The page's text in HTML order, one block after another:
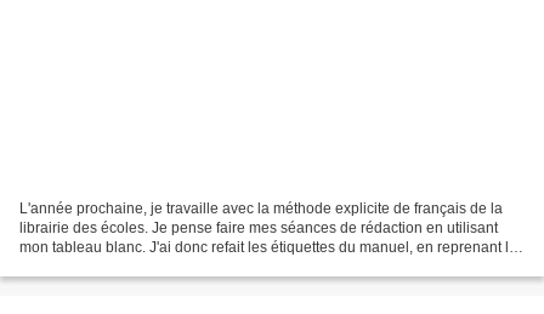
L'année prochaine, je travaille avec la méthode explicite de français de la
librairie des écoles. Je pense faire mes séances de rédaction en utilisant
mon tableau blanc. J'ai donc refait les étiquettes du manuel, en reprenant le